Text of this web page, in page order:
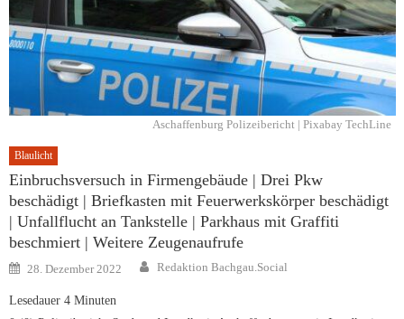
Aschaffenburg Polizeibericht | Pixabay TechLine
Blaulicht
Einbruchsversuch in Firmengebäude | Drei Pkw
beschädigt | Briefkasten mit Feuerwerkskörper beschädigt
| Unfallflucht an Tankstelle | Parkhaus mit Graffiti
beschmiert | Weitere Zeugenaufrufe
Posted
on
28. Dezember 2022 Author
Redaktion Bachgau.Social
Lesedauer 4 Minuten